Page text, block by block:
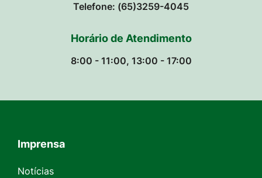
Telefone: (65)3259-4045
Horário de Atendimento
8:00 - 11:00, 13:00 - 17:00
Seção do Rodapé e Contato
Imprensa
Notícias